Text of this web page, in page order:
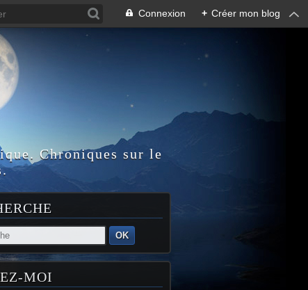
Connexion + Créer mon blog
Chroniques sur le
OK
MOI